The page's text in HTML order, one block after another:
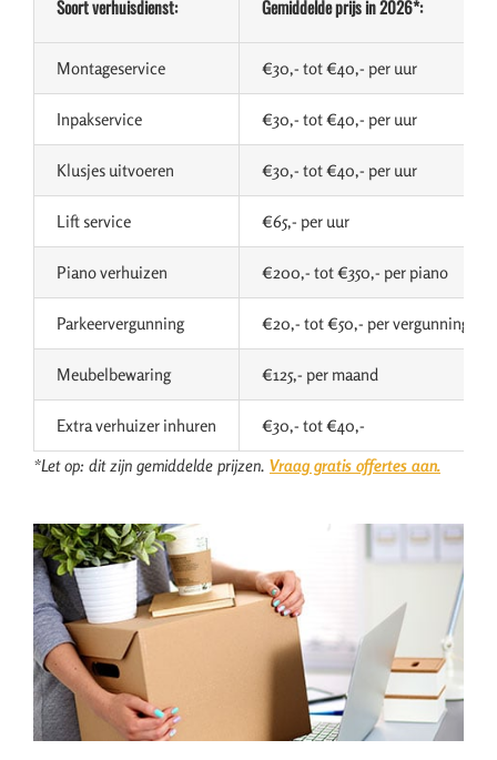
Soort verhuisdienst: Gemiddelde prijs in 2026*:
Montageservice €30,- tot €40,- per uur
Inpakservice €30,- tot €40,- per uur
Klusjes uitvoeren €30,- tot €40,- per uur
Lift service €65,- per uur
Piano verhuizen €200,- tot €350,- per piano
Parkeervergunning €20,- tot €50,- per vergunning
Meubelbewaring €125,- per maand
Extra verhuizer inhuren
€30,- tot €40,-
*Let op: dit zijn gemiddelde prijzen. Vraag gratis offertes aan.